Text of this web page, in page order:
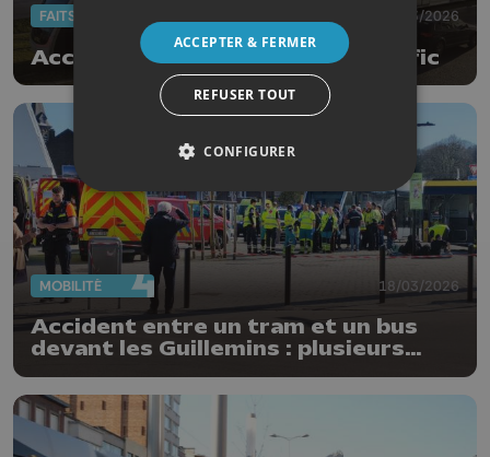
FAITS DIVERS 18/03/2026
Accident de tram: reprise du trafic
MOBILITÉ 18/03/2026
Accident entre un tram et un bus
devant les Guillemins : plusieurs
ACCEPTER & FERMER
REFUSER TOUT
CONFIGURER